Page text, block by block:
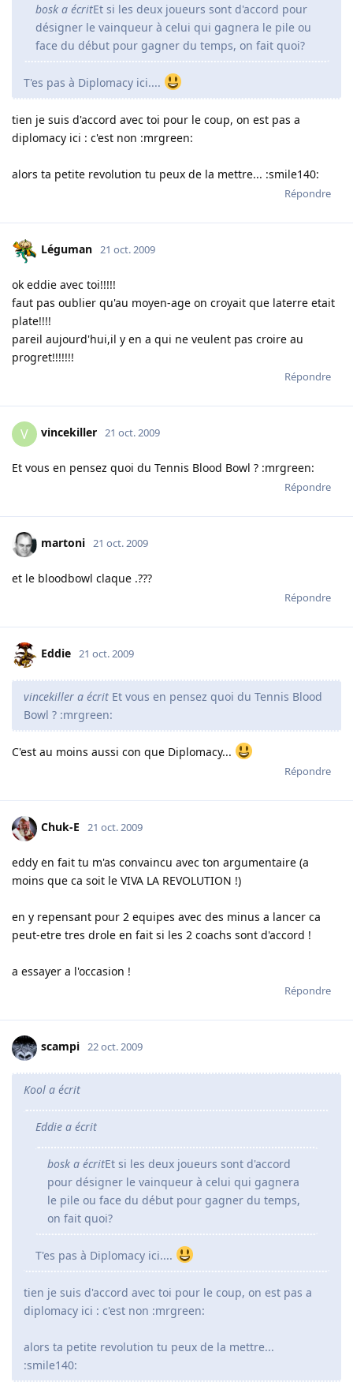
bosk a écritEt si les deux joueurs sont d'accord pour
désigner le vainqueur à celui qui gagnera le pile ou
face du début pour gagner du temps, on fait quoi?
T'es pas à Diplomacy ici....
tien je suis d'accord avec toi pour le coup, on est pas a
diplomacy ici : c'est non :mrgreen:
alors ta petite revolution tu peux de la mettre... :smile140:
Répondre
Léguman 21 oct. 2009
ok eddie avec toi!!!!!
faut pas oublier qu'au moyen-age on croyait que laterre etait
plate!!!!
pareil aujourd'hui,il y en a qui ne veulent pas croire au
progret!!!!!!!
Répondre
V vincekiller 21 oct. 2009
Et vous en pensez quoi du Tennis Blood Bowl ? :mrgreen:
Répondre
martoni 21 oct. 2009
et le bloodbowl claque .???
Répondre
Eddie 21 oct. 2009
vincekiller a écrit Et vous en pensez quoi du Tennis Blood
Bowl ? :mrgreen:
C'est au moins aussi con que Diplomacy...
Répondre
Chuk-E 21 oct. 2009
eddy en fait tu m'as convaincu avec ton argumentaire (a
moins que ca soit le VIVA LA REVOLUTION !)
en y repensant pour 2 equipes avec des minus a lancer ca
peut-etre tres drole en fait si les 2 coachs sont d'accord !
a essayer a l'occasion !
Répondre
scampi 22 oct. 2009
Kool a écrit
Eddie a écrit
bosk a écritEt si les deux joueurs sont d'accord
pour désigner le vainqueur à celui qui gagnera
le pile ou face du début pour gagner du temps,
on fait quoi?
T'es pas à Diplomacy ici....
tien je suis d'accord avec toi pour le coup, on est pas a
diplomacy ici : c'est non :mrgreen:
alors ta petite revolution tu peux de la mettre...
:smile140: